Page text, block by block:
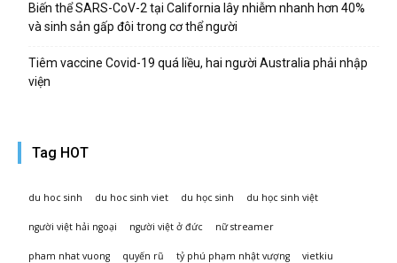
Biến thể SARS-CoV-2 tại California lây nhiễm nhanh hơn 40%
và sinh sản gấp đôi trong cơ thể người
Tiêm vaccine Covid-19 quá liều, hai người Australia phải nhập
viện
Tag HOT
du hoc sinh du hoc sinh viet du học sinh du học sinh việt
người việt hải ngoại người việt ở đức nữ streamer
pham nhat vuong quyến rũ tỷ phú phạm nhật vượng vietkiu